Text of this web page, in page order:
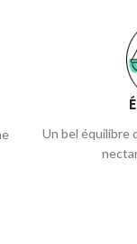
Un bel équilibre